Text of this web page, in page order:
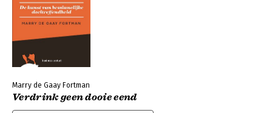
Marry de Gaay Fortman
Verdrink geen dooie eend